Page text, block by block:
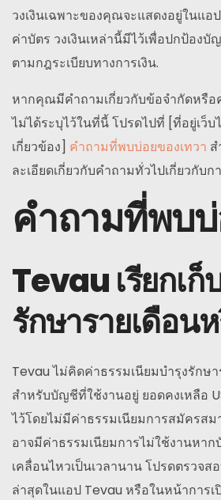
วงเงินเฉพาะของคุณจะแสดงอยู่ในแอ
ค่าบัตร วงเงินเหล่านี้มีไว้เพื่อปกป้อง
ตามกฎระเบียบทางการเงิน.
หากคุณมีคำถามเกี่ยวกับข้อจำกัดหรือ
ไม่ได้ระบุไว้ในที่นี้ โปรดไปที่ [ที่อยู่เว็
เกี่ยวข้อง] คำถามที่พบบ่อยของเทวา
ละเอียดเกี่ยวกับคำถามทั่วไปเกี่ยวกับ
คำถามที่พบ
Tevau เรียกเก็
รักษารายเดือน
Tevau ไม่คิดค่าธรรมเนียมบำรุงรักษ
สำหรับบัญชีที่ใช้งานอยู่ ยอดคงเหลือ
ไว้โดยไม่มีค่าธรรมเนียมการสมัครสม
อาจมีค่าธรรมเนียมการไม่ใช้งานหา
เคลื่อนไหวเป็นเวลานาน โปรดตรวจส
ล่าสุดในแอป Tevau หรือในหน้าการเ